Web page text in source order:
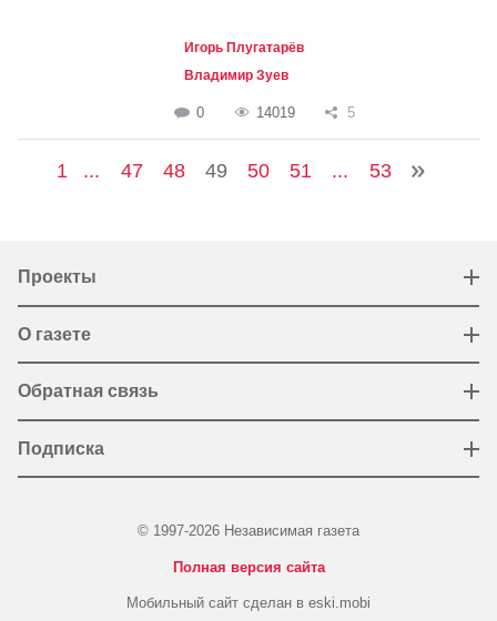
Игорь Плугатарёв
Владимир Зуев
0 14019 5
1 ... 47 48 49 50 51 ... 53
Проекты
О газете
Обратная связь
Подписка
© 1997-2026 Независимая газета
Полная версия сайта
Мобильный сайт сделан в eski.mobi